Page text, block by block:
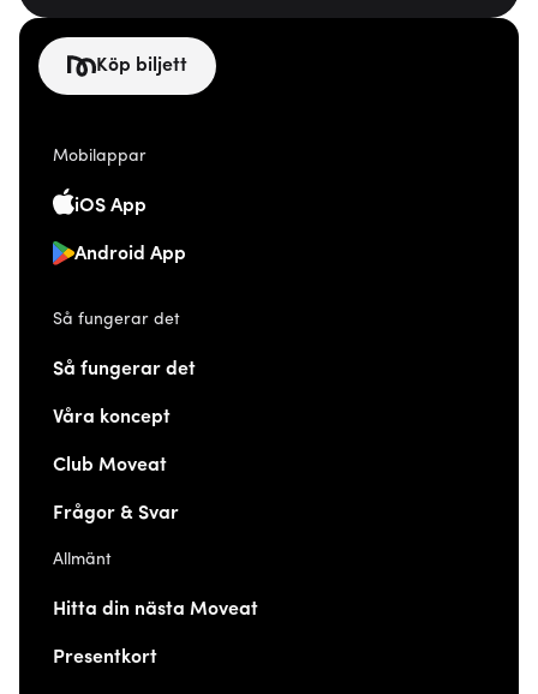
Köp biljett
Mobilappar
iOS App
Android App
Så fungerar det
Så fungerar det
Våra koncept
Club Moveat
Frågor & Svar
Allmänt
Hitta din nästa Moveat
Presentkort